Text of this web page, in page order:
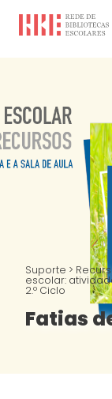
Suporte >
escolar:
2.º Ciclo
Fatias